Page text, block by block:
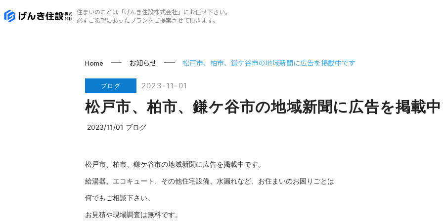
住まいのことは「げんき住設株式会社」にお任せ下さい。
必ずご希望にあったプランをご提案させて頂きます。
Home お知らせ 松戸市、柏市、鎌ケ谷市の地域新聞に広告を掲載中です
ブログ 2023-11-01
松戸市、柏市、鎌ケ谷市の地域新聞に広告を掲載
2023/11/01 ブログ
松戸市、柏市、鎌ケ谷市の地域新聞に広告を掲載中です。
給湯器、エコキュート、その他住宅設備、水漏れなど、お住まいのお困りごとは
何でもご相談下さい。
お見積や現場調査は無料です。